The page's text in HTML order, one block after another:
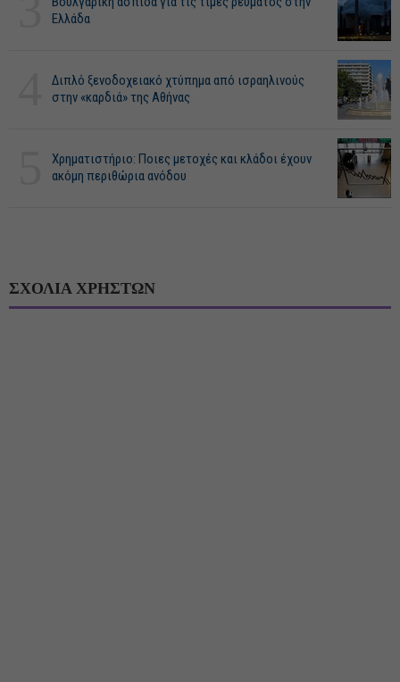
Ελλάδα
Διπλό ξενοδοχειακό χτύπημα από ισραηλινούς
στην «καρδιά» της Αθήνας
Χρηματιστήριο: Ποιες μετοχές και κλάδοι έχουν
ακόμη περιθώρια ανόδου
ΣΧΟΛΙΑ ΧΡΗΣΤΩΝ